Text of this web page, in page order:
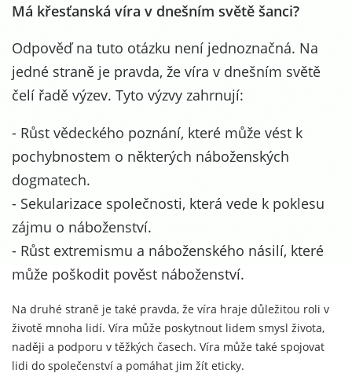
Má křesťanská víra v dnešním světě šanci?
Odpověď na tuto otázku není jednoznačná. Na
jedné straně je pravda, že víra v dnešním světě
čelí řadě výzev. Tyto výzvy zahrnují:
- Růst vědeckého poznání, které může vést k
pochybnostem o některých náboženských
dogmatech.
- Sekularizace společnosti, která vede k poklesu
zájmu o náboženství.
- Růst extremismu a náboženského násilí, které
může poškodit pověst náboženství.
Na druhé straně je také pravda, že víra hraje důležitou roli v
životě mnoha lidí. Víra může poskytnout lidem smysl života,
naději a podporu v těžkých časech. Víra může také spojovat
lidi do společenství a pomáhat jim žít eticky.